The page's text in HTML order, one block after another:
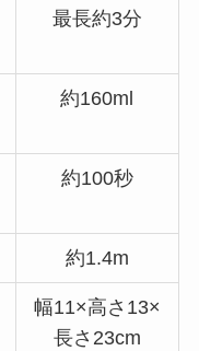
最長約3分
約160ml
約100秒
約1.4m
幅11×高さ13×
長さ23cm